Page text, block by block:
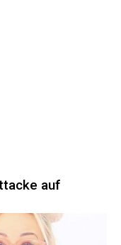
auf